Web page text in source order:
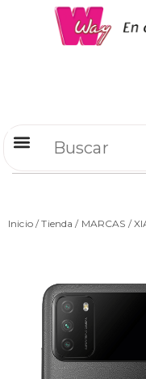
Inicio/Tienda / MARCAS /